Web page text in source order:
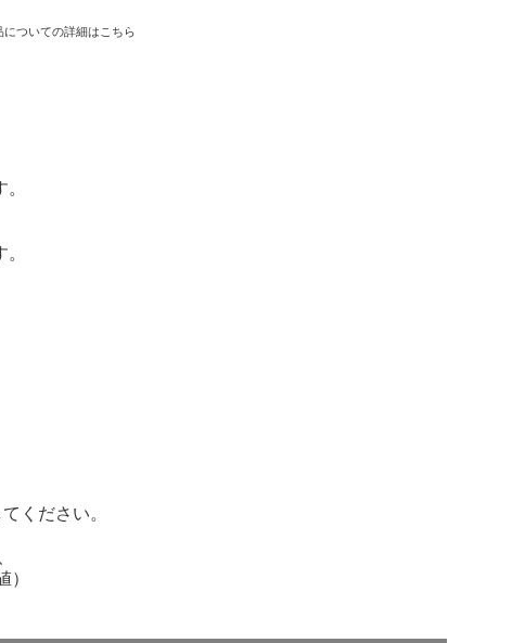
についての詳細はこちら
ください。
）